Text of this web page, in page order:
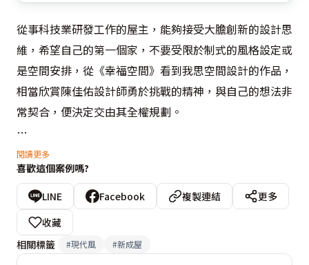
從事科技業研發工作的屋主，能夠接受大膽創新的設計思
維，希望自己的第一個家，不要受限於制式的風格設定或
是空間安排，從《幸福空間》看到我思空間設計的作品，
相當欣賞陳佳佑設計師勇於挑戰的精神，與自己的想法非
常契合，便決定交由其全權規劃。
於溝通之初，屋主即明確表達希望能將燈帶設計運用在空
間中，陳佳佑設計師為挖掘更多可能性，提議讓燈帶元素
佈滿整個場域。因此可看見燈帶從玄關開始蔓延到全室天
花板，甚至是延伸到沙發背牆上，並分別透過漸層與燈盒
概念，創造更多元化的光影效果，引領出空間的視覺張
力。
閱讀更多
喜歡這個案例嗎?
LINE Facebook 複製連結
更多
收藏
相關標籤
#現代風 #新成屋